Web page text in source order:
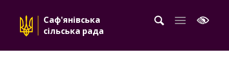
Саф'янівська
сільська рада